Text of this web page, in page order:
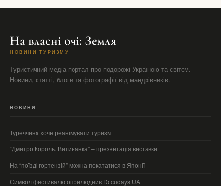
На власні очі: Земля
НОВИНИ ТУРИЗМУ
Туристичний медіа-портал про подорожі Україною та світом.
Новини, статті, блоги та фотографії від мандрівників.
НОВИНИ
Туреччина хоче реанімувати туризм
“Дмитро Король. Витинанка” – презентація виставки
На “поїзді гортензій” можна покататися в Японії
Символ фестивалю оприлюднив Docudays UA